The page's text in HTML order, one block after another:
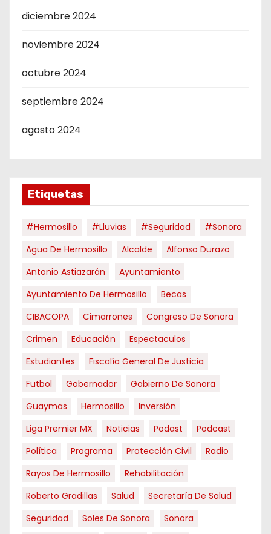
diciembre 2024
noviembre 2024
octubre 2024
septiembre 2024
agosto 2024
Etiquetas
#hermosillo #Lluvias #Seguridad
#Sonora
Agua De Hermosillo
Alcalde
Alfonso Durazo
Antonio Astiazarán
Ayuntamiento
Ayuntamiento De Hermosillo
Becas
CIBACOPA
Cimarrones
Congreso De Sonora
Crimen
Educación
Espectaculos
Estudiantes
Fiscalía General De Justicia
Futbol
Gobernador
Gobierno De Sonora
Guaymas
Hermosillo
Inversión
Liga Premier MX
Noticias Podast
Podcast
Política
Programa Protección Civil
Radio
Rayos De Hermosillo
Rehabilitación
Roberto Gradillas
Salud
Secretaría De Salud
Seguridad
Soles De Sonora
Sonora